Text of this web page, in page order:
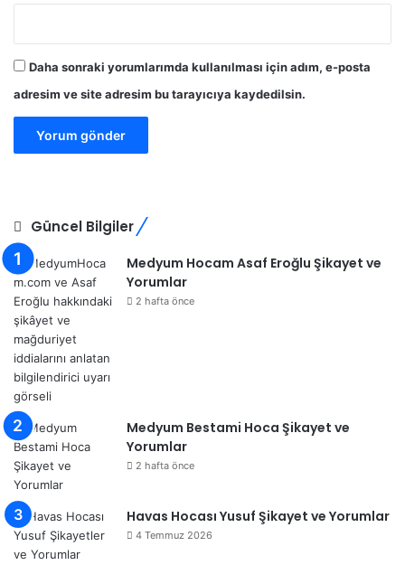
Daha sonraki yorumlarımda kullanılması için adım, e-posta
adresim ve site adresim bu tarayıcıya kaydedilsin.
Güncel Bilgiler
Medyum Hocam Asaf Eroğlu Şikayet ve
Yorumlar
2 hafta önce
Medyum Bestami Hoca Şikayet ve
Yorumlar
2 hafta önce
Havas Hocası Yusuf Şikayet ve Yorumlar
4 Temmuz 2026